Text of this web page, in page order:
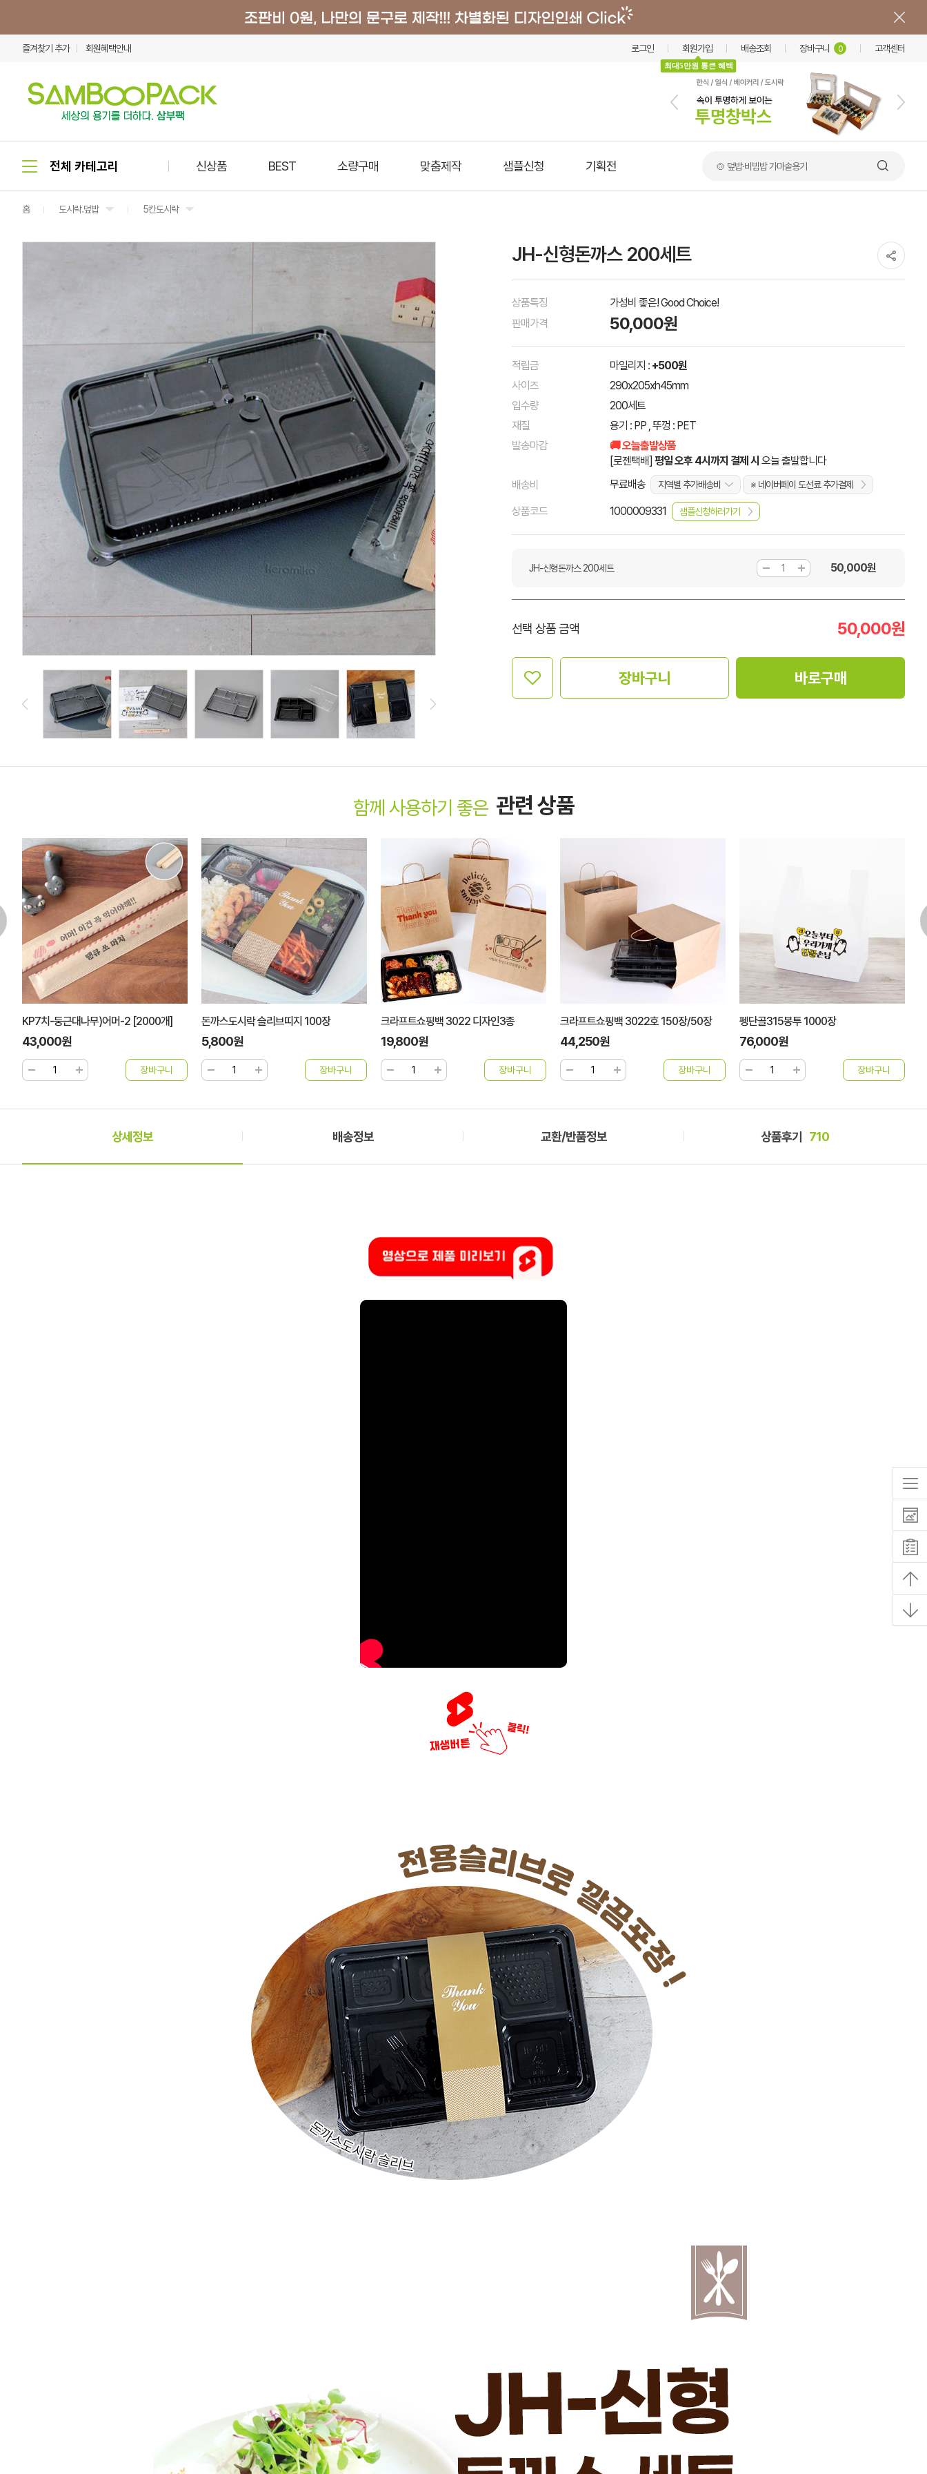
즐겨찾기 추가 회원혜택안내 로그인 회원가입
최대5만원 통큰 혜택
배송조회 장바구니 0 고객센터
신상품 BEST 소량구매 맞춤제작 샘플신청 기획전 🍲 덮밥·비빔밥 가마솥용기
홈 도시락.덮밥 5칸도시락
JH-신형돈까스 200세트
상품특징
가성비 좋은! Good Choice!
판매가격
50,000원
적립금 마일리지 : +500원
사이즈
290x205xh45mm
입수량
200세트
재질
용기 : PP , 뚜껑 : PET
발송마감
🚚 오늘출발상품
[로젠택배] 평일 오후 4시까지 결제 시 오늘 출발합니다
배송비
무료배송 지역별 추가배송비 ※ 네이버페이 도선료 추가결제
상품코드 1000009331 샘플신청하러가기
JH-신형돈까스 200세트 50,000원
선택 상품 금액 50,000원
장바구니 바로구매
함께 사용하기 좋은 관련 상품
돈까스도시락 슬리브띠지 100장
5,800원
크라프트쇼핑백 3022 디자인3종
19,800원
크라프트쇼핑백 3022호 150장/50장
44,250원
펭단골315봉투 1000장
76,000원
위생수저)어머 100개
2,750원
상세정보 배송정보 교환/반품정보 상품후기 710